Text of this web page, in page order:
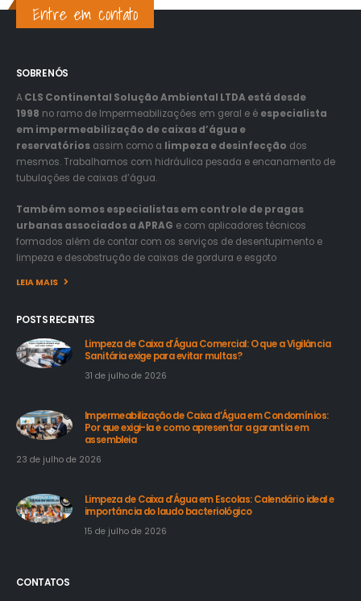
Entre em contato
SOBRE NÓS
ACLS Continental Solução Ambiental LTDA está desde
1998 no ramo de Impermeabilizações em geral e é especialista
em impermeabilização de caixas d’água e
reservatórios assim como a limpeza e desinfecção dos
mesmos. Trabalhamos com hidráulica pesada e encanamento de
tubulações de caixas d’água.
Também somos especialistas em controle de pragas
urbanas associados a APRAG e com aplicadores técnicos
formados além de contar com os serviços de desentupimento e
limpeza e desobstrução de caixas de gordura e esgoto
LEIA MAIS
POSTS RECENTES
Limpeza de Caixa d’Água Comercial: O que a Vigilância
Sanitária exige para evitar multas?
31 de julho de 2026
Impermeabilização de Caixa d’Água em Condomínios:
Por que exigi-la e como apresentar a garantia em
assembleia
23 de julho de 2026
Limpeza de Caixa d’Água em Escolas: Calendário ideal e
importância do laudo bacteriológico
15 de julho de 2026
CONTATOS